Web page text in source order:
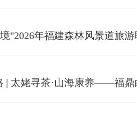
"2026年福建森林风景道旅
| 太姥寻茶·山海康养——福鼎